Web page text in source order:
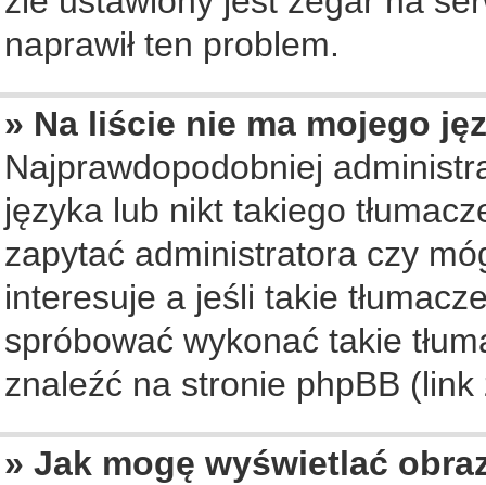
naprawił ten problem.
» Na liście nie ma mojego
Najprawdopodobniej
języka lub nikt takiego
zapytać administratora czy
interesuje a jeśli takie
spróbować wykonać takie
znaleźć na stronie phpBB
» Jak mogę wyświetlać